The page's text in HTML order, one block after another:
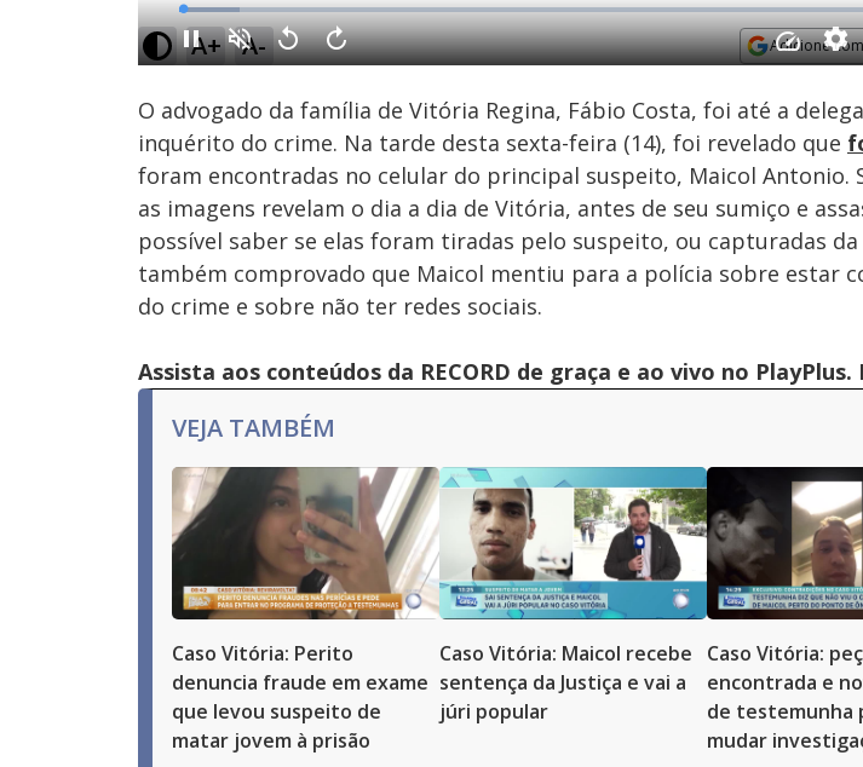
A+ A- Adicione
Ativar
Som
Loaded:
7.52%
Velocidade
O advogado da família de Vitória Regina, Fábio Costa, foi até a
inquérito do crime. Na tarde desta sexta-feira (14), foi revelado que
foram encontradas no celular do principal suspeito, Maicol Antonio.
as imagens revelam o dia a dia de Vitória, antes de seu sumiço e
possível saber se elas foram tiradas pelo suspeito, ou capturadas
também comprovado que Maicol mentiu para a polícia sobre estar
do crime e sobre não ter redes sociais.
Assista aos conteúdos da RECORD de graça e ao vivo no PlayPlus.
VEJA TAMBÉM
Caso Vitória: Perito
denuncia fraude em exame
que levou suspeito de
matar jovem à prisão
Caso Vitória: Maicol recebe
sentença da Justiça e vai a
júri popular
Caso Vitória:
encontrada e
de testemunha
mudar